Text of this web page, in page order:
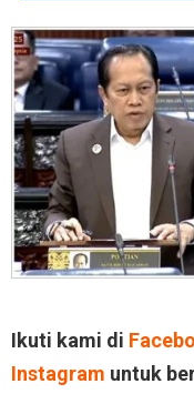
Ikuti kami di
Instagram untuk